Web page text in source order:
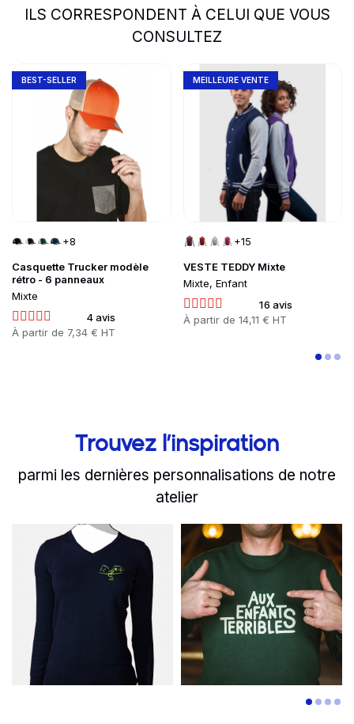
ILS CORRESPONDENT À CELUI QUE VOUS
CONSULTEZ
slide1 to 2of 5
Casquette Trucker modèle
rétro - 6 panneaux
Mixte
4 avis
Prix
À partir de 7,34 € HT
BEST-SELLER
+8
Go to product page
VESTE TEDDY Mixte
Mixte, Enfant
16 avis
Prix
À partir de 14,11 € HT
MEILLEURE VENTE
+15
Go to product page
Trouvez l’inspiration
parmi les dernières personnalisations de notre
atelier
1 to 2of 8
L'équipe d'AREG ajoute
Read more Aux Enfants
Read more